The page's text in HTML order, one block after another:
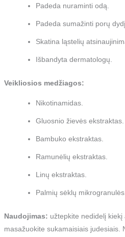
Padeda nuraminti odą.
Padeda sumažinti porų
Skatina ląstelių
Išbandyta dermatologų.
Veikliosios medžiagos:
Nikotinamidas.
Gluosnio žievės ekstraktas.
Bambuko ekstraktas.
Ramunėlių ekstraktas.
Linų ekstraktas.
Palmių sėklų mikrogranulės.
Naudojimas: užtepkite nedidelį
masažuokite sukamaisiais judesiais.